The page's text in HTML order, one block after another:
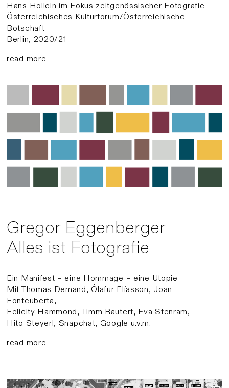
Hans Hollein im Fokus zeitgenössischer Fotografie
Österreichisches Kulturforum/Österreichische
Botschaft
Berlin, 2020/21
read more
Gregor Eggenberger
Alles ist Fotografie
Ein Manifest – eine Hommage – eine Utopie
Mit Thomas Demand, Ólafur Elíasson, Joan
Fontcuberta,
Felicity Hammond, Timm Rautert, Eva Stenram,
Hito Steyerl, Snapchat, Google u.v.m.
read more